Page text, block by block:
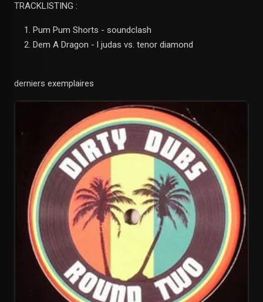
TRACKLISTING :
Pum Pum Shorts - soundclash
Dem A Dragon - l judas vs. tenor diamond
derniers exemplaires